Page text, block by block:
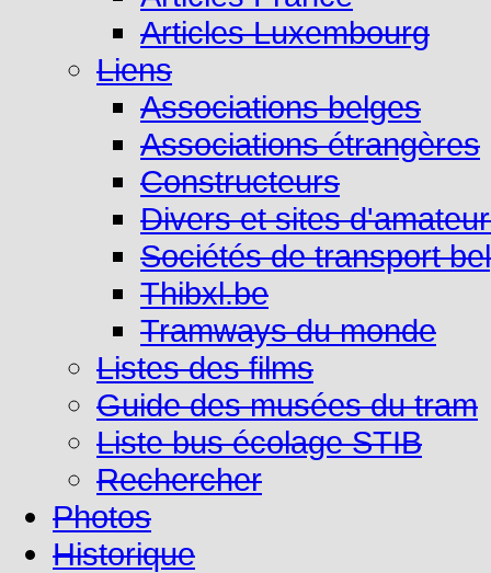
Articles Luxembourg
Liens
Associations belges
Associations étrangères
Constructeurs
Divers et sites
Sociétés de transport
Thibxl.be
Tramways du monde
Listes des films
Guide des musées du tram
Liste bus écolage STIB
Rechercher
Photos
Historique